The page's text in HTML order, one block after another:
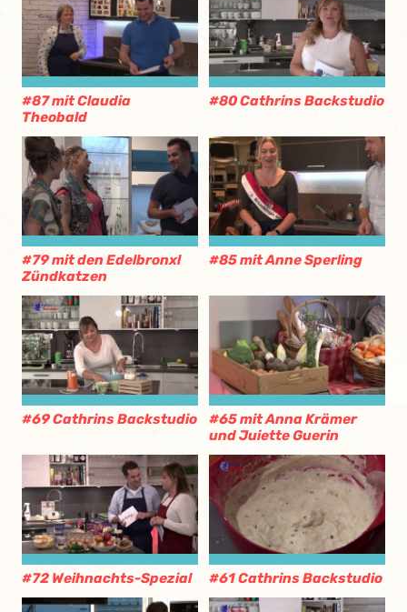
#87 mit Claudia
Theobald
#80 Cathrins Backstudio
#79 mit den Edelbronxl
Zündkatzen
#85 mit Anne Sperling
#69 Cathrins Backstudio
#65 mit Anna Krämer
und Juiette Guerin
#72 Weihnachts-Spezial #61 Cathrins Backstudio